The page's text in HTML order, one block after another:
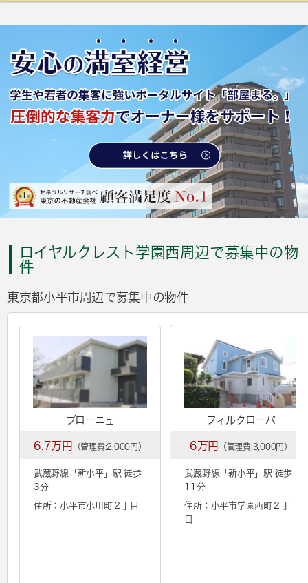
ロイヤルクレスト学園西周辺で募集中の物
件
東京都小平市周辺で募集中の物件
ブローニュ
6.7万円 （管理費:2,000円）
武蔵野線「 新小平」駅 徒歩
3分
住所：小平市小川町２丁目
フィルクローバ
6万円 （管理費:3,000円）
武蔵野線「新小平」駅 徒歩
11分
住所：小平市学園西町２丁
目